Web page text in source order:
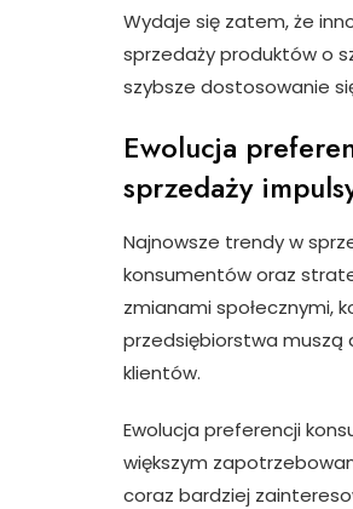
Wydaje się zatem, że
sprzedaży produktów o
szybsze dostosowanie
Ewolucja
sprzedaży
Najnowsze trendy w
konsumentów oraz
zmianami społecznymi,
przedsiębiorstwa muszą
klientów.
Ewolucja preferencji
większym
coraz bardziej